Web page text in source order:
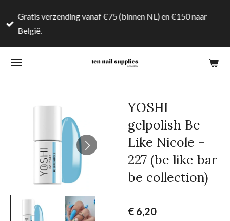
direct
hoofdinhoud
Gratis verzending vanaf €75 (binnen NL) en €150 naar
België.
YOSHI
gelpolish Be
Like Nicole -
227 (be like bar
be collection)
€ 6,20